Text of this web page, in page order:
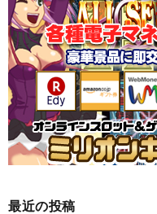
最近の投稿